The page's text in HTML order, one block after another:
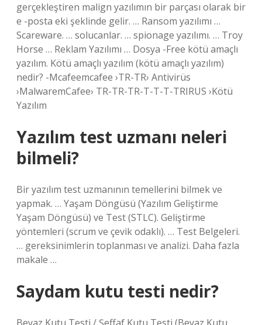
gerçekleştiren malign yazılımın bir parçası olarak bir
e -posta eki şeklinde gelir. … Ransom yazılımı …
Scareware. … solucanlar. … spionage yazılımı. … Troy
Horse … Reklam Yazılımı … Dosya -Free kötü amaçlı
yazılım. Kötü amaçlı yazılım (kötü amaçlı yazılım)
nedir? -Mcafeemcafee ›TR-TR› Antivirüs
›MalwaremCafee› TR-TR-TR-T-T-T-TRIRUS ›Kötü
Yazılım
Yazılım test uzmanı neleri
bilmeli?
Bir yazılım test uzmanının temellerini bilmek ve
yapmak. … Yaşam Döngüsü (Yazılım Geliştirme
Yaşam Döngüsü) ve Test (STLC). Geliştirme
yöntemleri (scrum ve çevik odaklı). … Test Belgeleri.
… gereksinimlerin toplanması ve analizi. Daha fazla
makale …
Saydam kutu testi nedir?